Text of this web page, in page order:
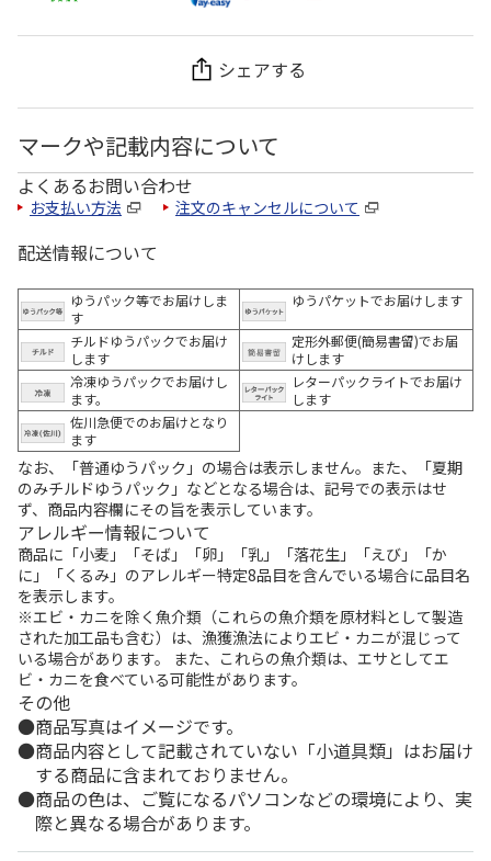
シェアする
マークや記載内容について
よくあるお問い合わせ
お支払い方法 注文のキャンセルについて
配送情報について
ゆうパック等でお届けしま
す
ゆうパケットでお届けします
チルドゆうパックでお届け
します
定形外郵便(簡易書留)でお届
けします
冷凍ゆうパックでお届けし
ます。
レターパックライトでお届け
します
佐川急便でのお届けとなり
ます
なお、「普通ゆうパック」の場合は表示しません。また、「夏期
のみチルドゆうパック」などとなる場合は、記号での表示はせ
ず、商品内容欄にその旨を表示しています。
アレルギー情報について
商品に「小麦」「そば」「卵」「乳」「落花生」「えび」「か
に」「くるみ」のアレルギー特定8品目を含んでいる場合に品目名
を表示します。
※エビ・カニを除く魚介類（これらの魚介類を原材料として製造
された加工品も含む）は、漁獲漁法によりエビ・カニが混じって
いる場合があります。 また、これらの魚介類は、エサとしてエ
ビ・カニを食べている可能性があります。
その他
商品写真はイメージです。
商品内容として記載されていない「小道具類」はお届け
する商品に含まれておりません。
商品の色は、ご覧になるパソコンなどの環境により、実
際と異なる場合があります。